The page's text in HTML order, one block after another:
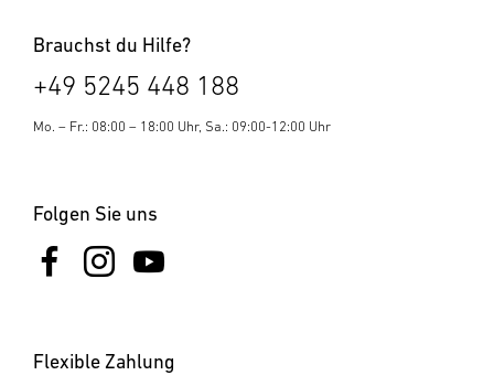
Brauchst du Hilfe?
+49 5245 448 188
Mo. – Fr.: 08:00 – 18:00 Uhr, Sa.: 09:00-12:00 Uhr
Folgen Sie uns
Flexible Zahlung